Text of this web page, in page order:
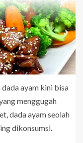
ayam kini bisa
menggugah
dada ayam seolah
dikonsumsi.